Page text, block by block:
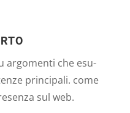
argo­menti che esu­
prin­ci­pali. come
sul web.